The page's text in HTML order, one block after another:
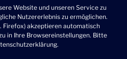
Website und unseren Service zu
Nutzererlebnis zu ermöglichen.
Firefox) akzeptieren automatisch
in Ihre Browsereinstellungen. Bitte
.